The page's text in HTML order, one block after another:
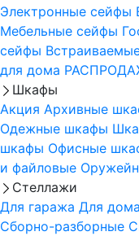
Электронные сейфы
Мебельные сейфы
сейфы
для дома
Шкафы
Акция Архивные
Одежные шкафы
шкафы Офисные
и файловые
Стеллажи
Для гаража Для дома
Сборно-разборные